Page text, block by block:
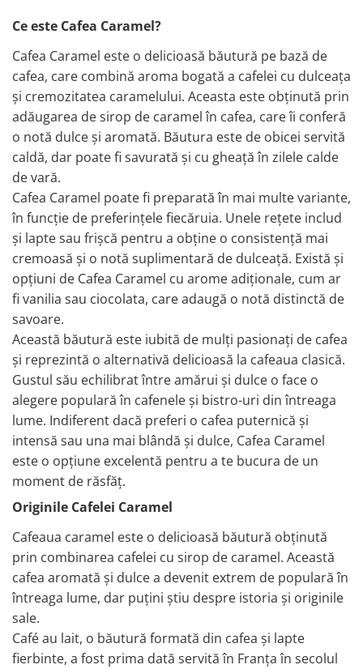
Cafea macinata
Ce este Cafea Caramel?
Cafea Caramel este o delicioasă băutură pe bază de
cafea, care combină aroma bogată a cafelei cu dulceața
și cremozitatea caramelului. Aceasta este obținută prin
adăugarea de sirop de caramel în cafea, care îi conferă
o notă dulce și aromată. Băutura este de obicei servită
caldă, dar poate fi savurată și cu gheață în zilele calde
de vară.
Cafea Caramel poate fi preparată în mai multe variante,
în funcție de preferințele fiecăruia. Unele rețete includ
și lapte sau frișcă pentru a obține o consistență mai
cremoasă și o notă suplimentară de dulceață. Există și
opțiuni de Cafea Caramel cu arome adiționale, cum ar
fi vanilia sau ciocolata, care adaugă o notă distinctă de
savoare.
Această băutură este iubită de mulți pasionați de cafea
și reprezintă o alternativă delicioasă la cafeaua clasică.
Gustul său echilibrat între amărui și dulce o face o
alegere populară în cafenele și bistro-uri din întreaga
lume. Indiferent dacă preferi o cafea puternică și
intensă sau una mai blândă și dulce, Cafea Caramel
este o opțiune excelentă pentru a te bucura de un
moment de răsfăț.
Originile Cafelei Caramel
Cafeaua caramel este o delicioasă băutură obținută
prin combinarea cafelei cu sirop de caramel. Această
cafea aromată și dulce a devenit extrem de populară în
întreaga lume, dar puțini știu despre istoria și originile
sale.
Café au lait, o băutură formată din cafea și lapte
fierbinte, a fost prima dată servită în Franța în secolul